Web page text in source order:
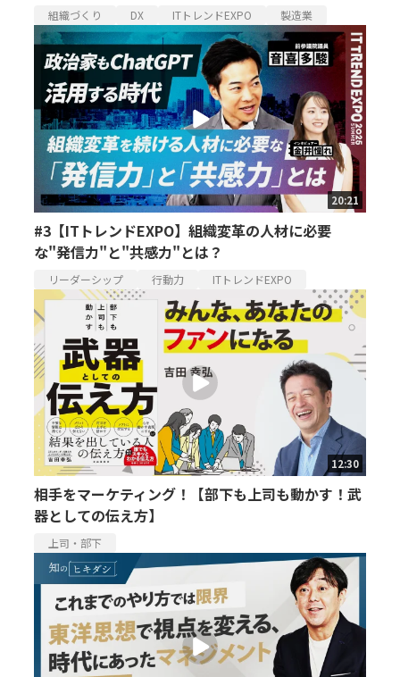
組織づくり DX ITトレンドEXPO 製造業
20:21
#3【ITトレンドEXPO】組織変革の人材に必要
な"発信力"と"共感力"とは？
リーダーシップ 行動力 ITトレンドEXPO
12:30
相手をマーケティング！【部下も上司も動かす！武
器としての伝え方】
上司・部下